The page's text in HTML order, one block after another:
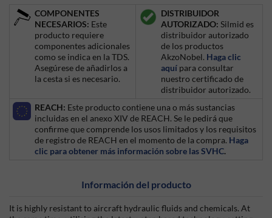
COMPONENTES
NECESARIOS: Este
producto requiere
componentes adicionales
como se indica en la TDS.
Asegúrese de añadirlos a
la cesta si es necesario.
DISTRIBUIDOR
AUTORIZADO: Silmid es
distribuidor autorizado
de los productos
AkzoNobel. Haga clic
aquí para consultar
nuestro certificado de
distribuidor autorizado.
REACH: Este producto contiene una o más sustancias
incluidas en el anexo XIV de REACH. Se le pedirá que
confirme que comprende los usos limitados y los requisitos
de registro de REACH en el momento de la compra. Haga
clic para obtener más información sobre las SVHC.
Información del producto
It is highly resistant to aircraft hydraulic fluids and chemicals. At